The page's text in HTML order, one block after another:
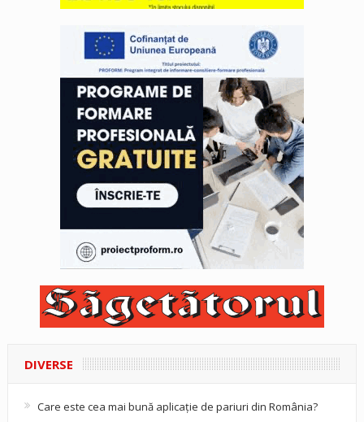
DIVERSE
Care este cea mai bună aplicație de pariuri din România?